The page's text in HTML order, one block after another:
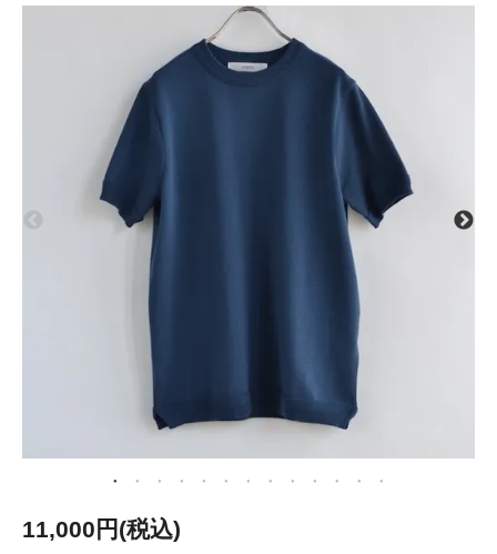
11,000円(税込)